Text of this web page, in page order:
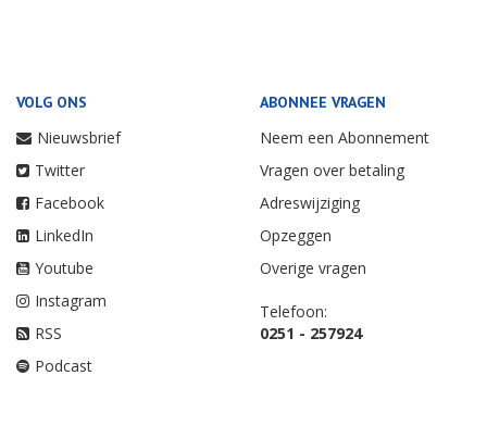
VOLG ONS
Nieuwsbrief
Twitter
Facebook
LinkedIn
Youtube
Instagram
RSS
Podcast
ABONNEE VRAGEN
Neem een Abonnement
Vragen over betaling
Adreswijziging
Opzeggen
Overige vragen
Telefoon:
0251 - 257924